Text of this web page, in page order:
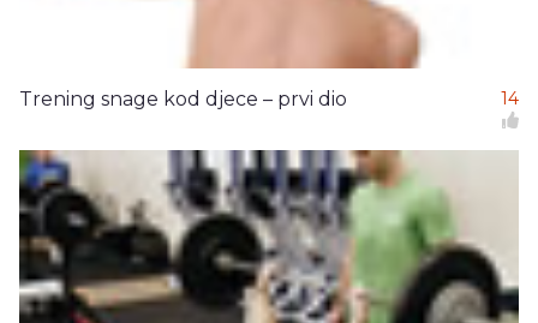
Trening snage kod djece – prvi dio 14